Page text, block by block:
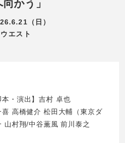
かう」
（日）
エスト
・演出】吉村 卓也
喜 高橋健介 松田大輔（東京ダ
山村翔/中谷薫風 前川泰之